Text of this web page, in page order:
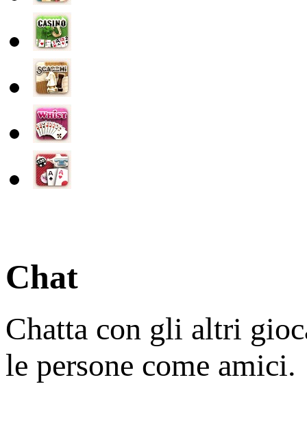
Chat
Chatta con gli altri
le persone come amici.